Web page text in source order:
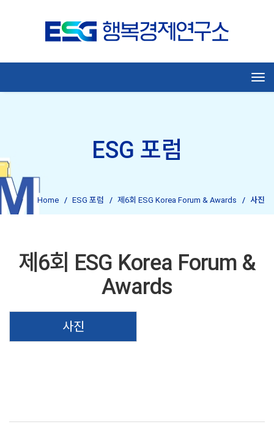
ESG 포럼
제6회 ESG Korea Forum &
Awards
사진
Home ESG 포럼 제6회 ESG Korea Forum & Awards 사진